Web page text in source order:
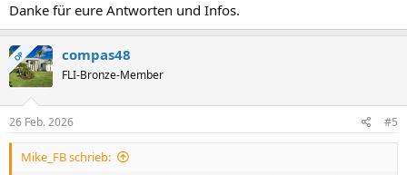
Danke für eure Antworten und Infos.
OP compas48
FLI-Bronze-Member
26 Feb. 2026 #5
Mike_FB schrieb: